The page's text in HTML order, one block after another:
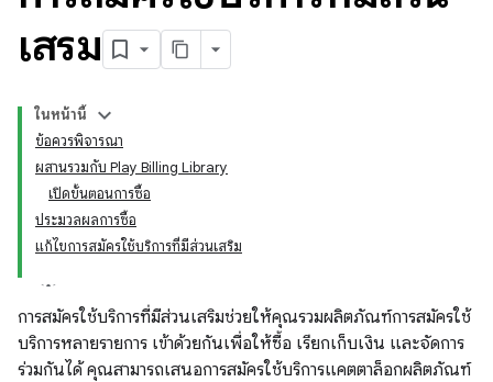
เสริม
ในหน้านี้
ข้อควรพิจารณา
ผสานรวมกับ Play Billing Library
เปิดขั้นตอนการซื้อ
ประมวลผลการซื้อ
แก้ไขการสมัครใช้บริการที่มีส่วนเสริม
การสมัครใช้บริการที่มีส่วนเสริมช่วยให้คุณรวมผลิตภัณฑ์การสมัครใช้
บริการหลายรายการ เข้าด้วยกันเพื่อให้ซื้อ เรียกเก็บเงิน และจัดการ
ร่วมกันได้ คุณสามารถเสนอการสมัครใช้บริการแคตตาล็อกผลิตภัณฑ์